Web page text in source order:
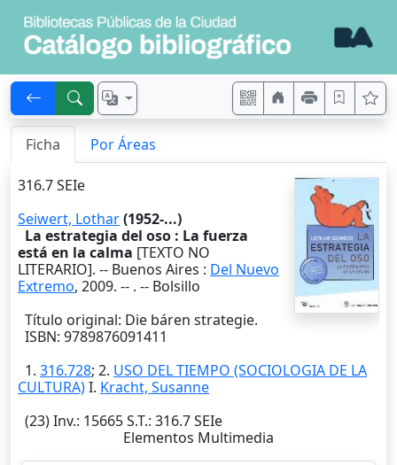
Ficha Por Áreas
316.7 SEIe
Seiwert, Lothar(1952-...)
La estrategia del oso : La fuerza
está en la calma [TEXTO NO
LITERARIO]. -- Buenos Aires : Del Nuevo
Extremo, 2009. -- . -- Bolsillo
Título original: Die báren strategie.
ISBN: 9789876091411
1. 316.728; 2. USO DEL TIEMPO (SOCIOLOGIA DE LA
CULTURA)I. Kracht, Susanne
(23)Inv.: 15665S.T.: 316.7 SEIe
Elementos Multimedia